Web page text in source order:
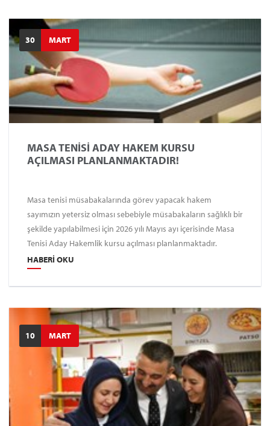
30 MART
MASA TENİSİ ADAY HAKEM KURSU
AÇILMASI PLANLANMAKTADIR!
Masa tenisi müsabakalarında görev yapacak hakem
sayımızın yetersiz olması sebebiyle müsabakaların sağlıklı bir
şekilde yapılabilmesi için 2026 yılı Mayıs ayı içerisinde Masa
Tenisi Aday Hakemlik kursu açılması planlanmaktadır.
HABERI OKU
10 MART